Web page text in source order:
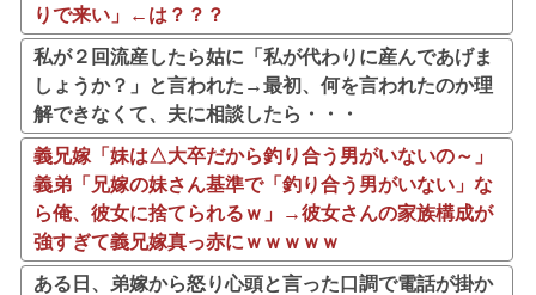
りで来い」←は？？？
私が２回流産したら姑に「私が代わりに産んであげま
しょうか？」と言われた→最初、何を言われたのか理
解できなくて、夫に相談したら・・・
義兄嫁「妹は△大卒だから釣り合う男がいないの～」
義弟「兄嫁の妹さん基準で「釣り合う男がいない」な
ら俺、彼女に捨てられるｗ」→彼女さんの家族構成が
強すぎて義兄嫁真っ赤にｗｗｗｗｗ
ある日、弟嫁から怒り心頭と言った口調で電話が掛か